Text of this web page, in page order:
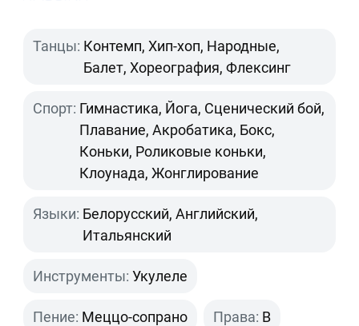
Танцы: Контемп, Хип-хоп, Народные,
Балет, Хореография, Флексинг
Спорт: Гимнастика, Йога, Сценический бой,
Плавание, Акробатика, Бокс,
Коньки, Роликовые коньки,
Клоунада, Жонглирование
Языки: Белорусский, Английский,
Итальянский
Инструменты: Укулеле
Пение: Меццо-сопрано Права: B